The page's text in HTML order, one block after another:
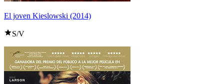
El joven Kieslowski (2014)
S/V